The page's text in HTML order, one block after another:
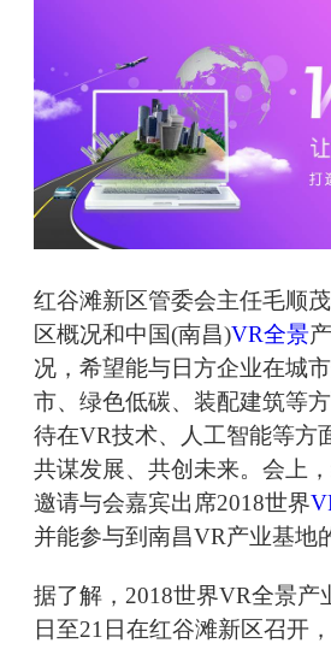
红谷滩新区管委会主任毛顺
区概况和中国(南昌)VR全景
况，希望能与日方企业在城
市、绿色低碳、装配建筑等
待在VR技术、人工智能等方
共谋发展、共创未来。会上
邀请与会嘉宾出席2018世界
并能参与到南昌VR产业基地
据了解，2018世界VR全景产
日至21日在红谷滩新区召开